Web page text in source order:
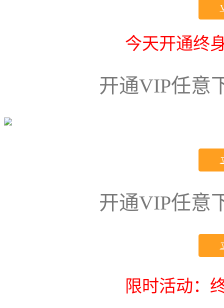
今天开通终
开通VIP任意
开通VIP任意
限时活动：